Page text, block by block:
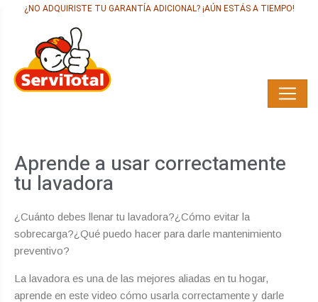
¿NO ADQUIRISTE TU GARANTÍA ADICIONAL? ¡AÚN ESTÁS A TIEMPO!
Aprende a usar correctamente
tu lavadora
¿Cuánto debes llenar tu lavadora?¿Cómo evitar la
sobrecarga?¿Qué puedo hacer para darle mantenimiento
preventivo?
La lavadora es una de las mejores aliadas en tu hogar,
aprende en este video cómo usarla correctamente y darle